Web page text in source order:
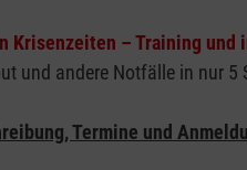
Krisenzeiten – Training und
und andere Notfälle in nur 5
Termine und